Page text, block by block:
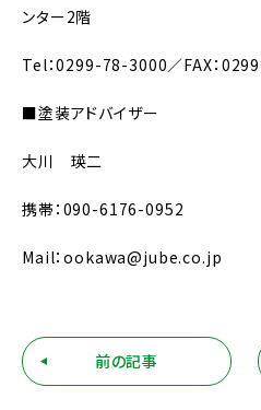
ンター2階
Tel：0299-78-3000／FAX：
■塗装アドバイザー
大川 瑛二
携帯： 090-6176-0952
Mail：ookawa@jube.co.jp
前の記事